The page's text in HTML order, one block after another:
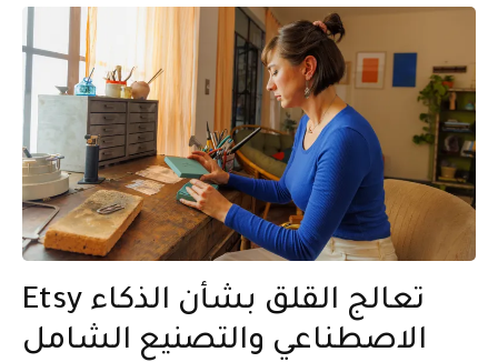
Etsy تعالج القلق بشأن الذكاء
الاصطناعي والتصنيع الشامل